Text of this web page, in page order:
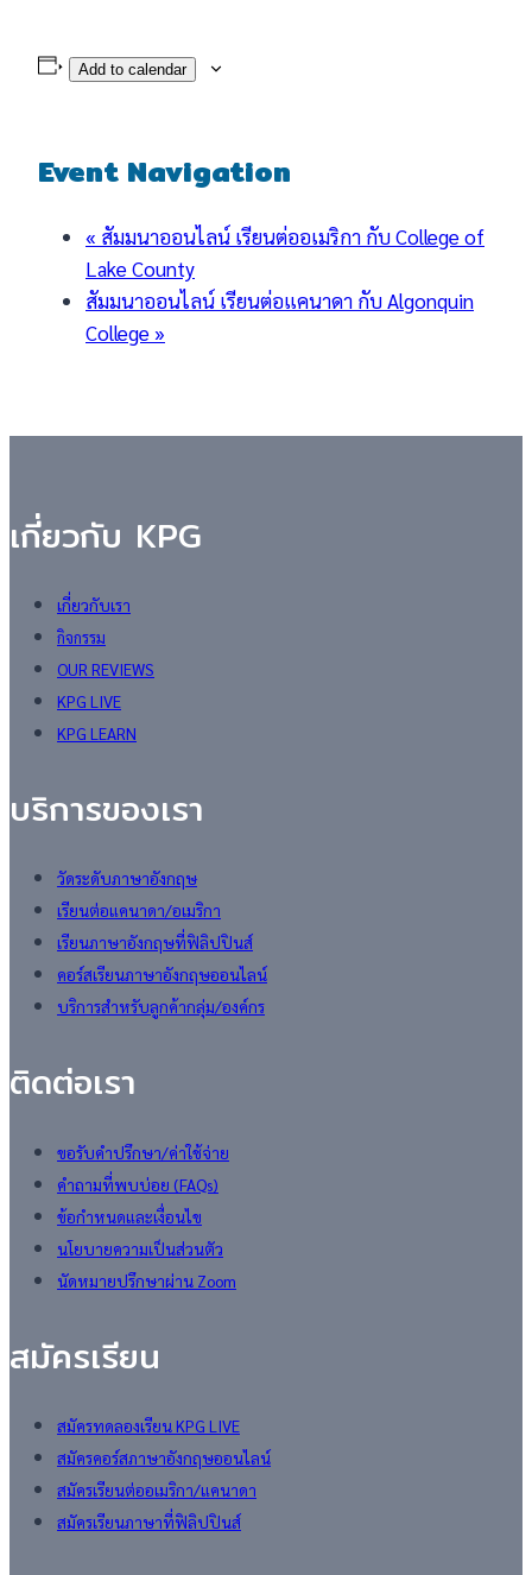
Add to calendar
Event Navigation
« สัมมนาออนไลน์ เรียนต่ออเมริกา กับ College of
Lake County
สัมมนาออนไลน์ เรียนต่อแคนาดา กับ Algonquin
College»
เกี่ยวกับ KPG
เกี่ยวกับเรา
กิจกรรม
OUR REVIEWS
KPG LIVE
KPG LEARN
บริการของเรา
วัดระดับภาษาอังกฤษ
เรียนต่อแคนาดา/อเมริกา
เรียนภาษาอังกฤษที่ฟิลิปปินส์
คอร์สเรียนภาษาอังกฤษออนไลน์
บริการสำหรับลูกค้ากลุ่ม/องค์กร
ติดต่อเรา
ขอรับคำปรึกษา/ค่าใช้จ่าย
คำถามที่พบบ่อย (FAQs)
ข้อกำหนดและเงื่อนไข
นโยบายความเป็นส่วนตัว
นัดหมายปรึกษาผ่าน Zoom
สมัครเรียน
สมัครทดลองเรียน KPG LIVE
สมัครคอร์สภาษาอังกฤษออนไลน์
สมัครเรียนต่ออเมริกา/แคนาดา
สมัครเรียนภาษาที่ฟิลิปปินส์